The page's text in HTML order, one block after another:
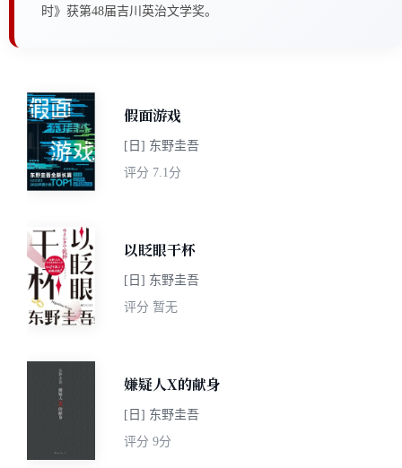
时》获第48届吉川英治文学奖。
假面游戏
[日] 东野圭吾
评分 7.1分
以眨眼干杯
[日] 东野圭吾
评分 暂无
嫌疑人X的献身
[日] 东野圭吾
评分 9分